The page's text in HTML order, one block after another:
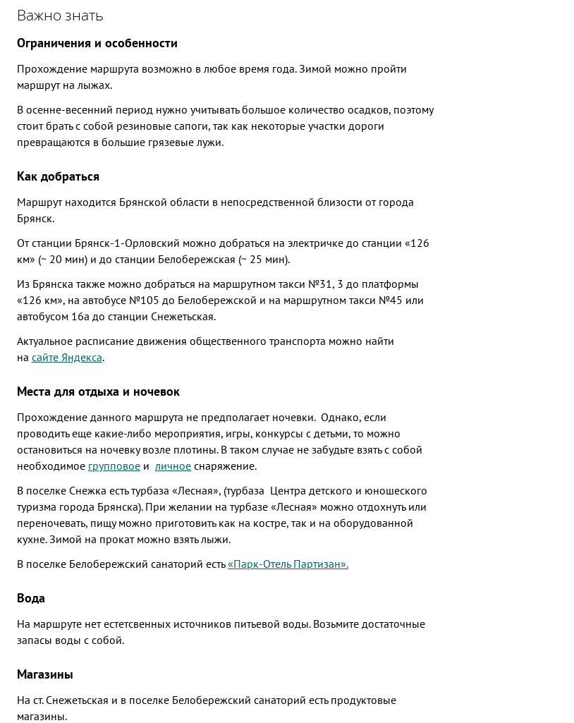
Важно знать
Ограничения и особенности
Прохождение маршрута возможно в любое время года. Зимой можно пройти
маршрут на лыжах.
В осенне-весенний период нужно учитывать большое количество осадков, поэтому
стоит брать с собой резиновые сапоги, так как некоторые участки дороги
превращаются в большие грязевые лужи.
Как добраться
Маршрут находится Брянской области в непосредственной близости от города
Брянск.
От станции Брянск-1-Орловский можно добраться на электричке до станции «126
км» (~ 20 мин) и до станции Белобережская (~ 25 мин).
Из Брянска также можно добраться на маршрутном такси №31, 3 до платформы
«126 км», на автобусе №105 до Белобережской и на маршрутном такси №45 или
автобусом 16а до станции Снежетьская.
Актуальное расписание движения общественного транспорта можно найти
на сайте Яндекса.
Места для отдыха и ночевок
Прохождение данного маршрута не предполагает ночевки. Однако, если
проводить еще какие-либо мероприятия, игры, конкурсы с детьми, то можно
остановиться на ночевку возле плотины. В таком случае не забудьте взять с собой
необходимое групповое и личное снаряжение.
В поселке Снежка есть турбаза «Лесная», (турбаза Центра детского и юношеского
туризма города Брянска). При желании на турбазе «Лесная» можно отдохнуть или
переночевать, пищу можно приготовить как на костре, так и на оборудованной
кухне. Зимой на прокат можно взять лыжи.
В поселке Белобережский санаторий есть«Парк-Отель Партизан».
Вода
На маршруте нет естетсвенных источников питьевой воды. Возьмите достаточные
запасы воды с собой.
Магазины
На ст. Снежетьская и в поселке Белобережский санаторий есть продуктовые
магазины.